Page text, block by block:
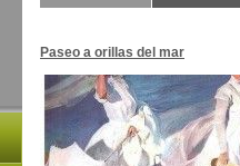
Paseo a orillas del mar